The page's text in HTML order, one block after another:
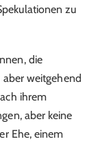
zu
die
weitgehend
ihrem
aber keine
Ehe, einem